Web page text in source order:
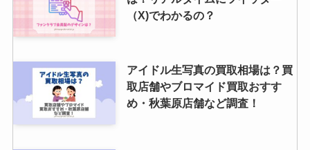
レンジはいつ・セクゾはメンカラ
変わったかも調査
ジャニーズポスターの買取はまん
だらけ・駿河屋・ジャニランドで
できる？処分のベストな方法調査
（X)でわかるの？
アイドル生写真の買取相場は？買
取店舗やブロマイド買取おすす
め・秋葉原店舗など調査！